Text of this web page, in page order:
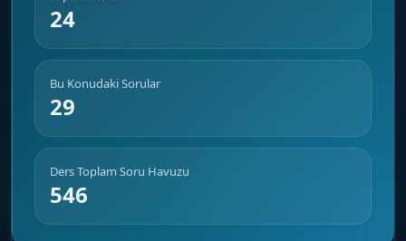
24
Bu Konudaki Sorular
29
Ders Toplam Soru Havuzu
546